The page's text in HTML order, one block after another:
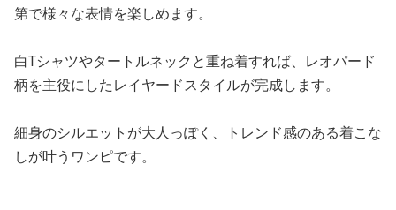
第で様々な表情を楽しめます。
白Tシャツやタートルネックと重ね着すれば、レオパード
柄を主役にしたレイヤードスタイルが完成します。
細身のシルエットが大人っぽく、トレンド感のある着こな
しが叶うワンピです。